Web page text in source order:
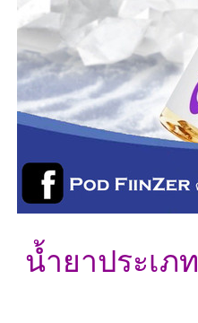
น้ำยาประเภ